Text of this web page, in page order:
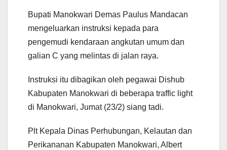
Bupati Manokwari Demas Paulus Mandacan
mengeluarkan instruksi kepada para
pengemudi kendaraan angkutan umum dan
galian C yang melintas di jalan raya.
Instruksi itu dibagikan oleh pegawai Dishub
Kabupaten Manokwari di beberapa traffic light
di Manokwari, Jumat (23/2) siang tadi.
Plt Kepala Dinas Perhubungan, Kelautan dan
Perikananan Kabupaten Manokwari, Albert